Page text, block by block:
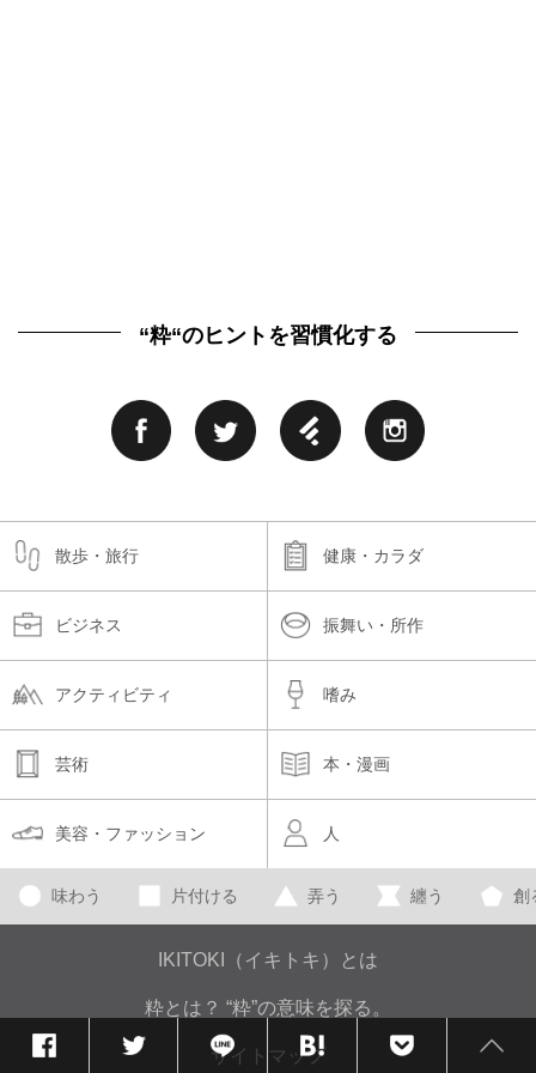
“粋“のヒントを習慣化する
散歩・旅行 健康・カラダ
ビジネス 振舞い・所作
アクティビティ 嗜み
芸術 本・漫画
美容・ファッション 人
味わう 片付ける 弄う 纏う 創
IKITOKI（イキトキ）とは
粋とは？ “粋”の意味を探る。
サイトマップ